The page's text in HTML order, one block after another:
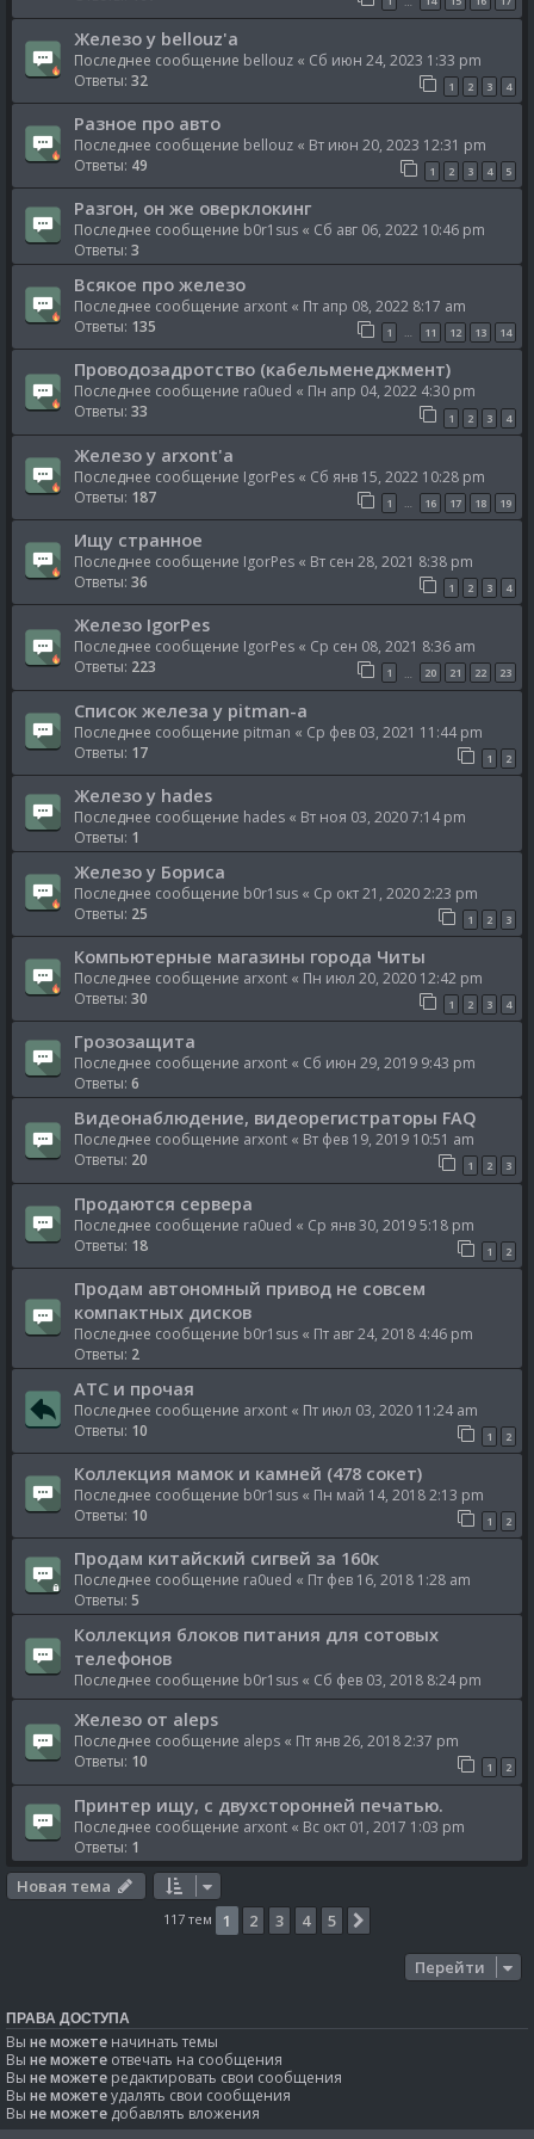
Железо у bellouz'a
Последнее сообщение bellouz « Сб июн 24, 2023 1:33 pm
Ответы: 32 1 2 3 4
Разное про авто
Последнее сообщение bellouz « Вт июн 20, 2023 12:31 pm
Ответы: 49 1 2 3 4 5
Разгон, он же оверклокинг
Последнее сообщение b0r1sus « Сб авг 06, 2022 10:46 pm
Ответы: 3
Всякое про железо
Последнее сообщение arxont « Пт апр 08, 2022 8:17 am
Ответы: 135 1 … 11 12 13 14
Проводозадротство (кабельменеджмент)
Последнее сообщение ra0ued « Пн апр 04, 2022 4:30 pm
Ответы: 33 1 2 3 4
Железо у arxont'а
Последнее сообщение IgorPes « Сб янв 15, 2022 10:28 pm
Ответы: 187 1 … 16 17 18 19
Ищу странное
Последнее сообщение IgorPes « Вт сен 28, 2021 8:38 pm
Ответы: 36 1 2 3 4
Железо IgorPes
Последнее сообщение IgorPes « Ср сен 08, 2021 8:36 am
Ответы: 223 1 20 21 22 23
Список железа у pitman-a
Последнее сообщение pitman « Ср фев 03, 2021 11:44 pm
Ответы: 17 1 2
Железо у hades
Последнее сообщение hades « Вт ноя 03, 2020 7:14 pm
Ответы: 1
Железо у Бориса
Последнее сообщение b0r1sus « Ср окт 21, 2020 2:23 pm
Ответы: 25 1 2 3
Компьютерные магазины города Читы
Последнее сообщение arxont « Пн июл 20, 2020 12:42 pm
Ответы: 30 1 2 3 4
Грозозащита
Последнее сообщение arxont « Сб июн 29, 2019 9:43 pm
Ответы: 6
Видеонаблюдение, видеорегистраторы FAQ
Последнее сообщение arxont « Вт фев 19, 2019 10:51 am
Ответы: 20 1 2 3
Продаются сервера
Последнее сообщение ra0ued « Ср янв 30, 2019 5:18 pm
Ответы: 18 1 2
Продам автономный привод не совсем
компактных дисков
Последнее сообщение b0r1sus « Пт авг 24, 2018 4:46 pm
Ответы: 2
ATC и прочая
Последнее сообщение arxont « Пт июл 03, 2020 11:24 am
Ответы: 10 1 2
Коллекция мамок и камней (478 сокет)
Последнее сообщение b0r1sus « Пн май 14, 2018 2:13 pm
Ответы: 10 1 2
Продам китайский сигвей за 160к
Последнее сообщение ra0ued « Пт фев 16, 2018 1:28 am
Ответы: 5
Коллекция блоков питания для сотовых
телефонов
Последнее сообщение b0r1sus « Сб фев 03, 2018 8:24 pm
Железо от aleps
Последнее сообщение aleps « Пт янв 26, 2018 2:37 pm
Ответы: 10 1 2
Принтер ищу, с двухсторонней печатью.
Последнее сообщение arxont « Вс окт 01, 2017 1:03 pm
Ответы: 1
Новая тема
117 тем 1 2 3 4 5
Перейти
ПРАВА ДОСТУПА
Вы не можете начинать темы
Вы не можете отвечать на сообщения
Вы не можете редактировать свои сообщения
Вы не можетеудалять свои сообщения
Вы не можете добавлять вложения